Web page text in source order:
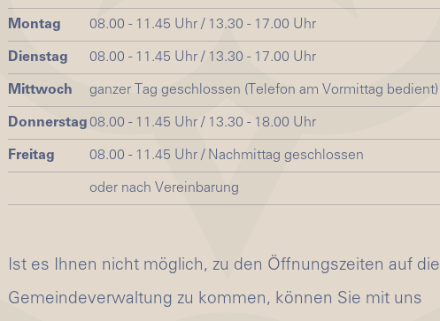
Montag 08.00 - 11.45 Uhr / 13.30 - 17.00 Uhr
Dienstag 08.00 - 11.45 Uhr / 13.30 - 17.00 Uhr
Mittwoch ganzer Tag geschlossen (Telefon am Vormittag bedient)
Donnerstag08.00 - 11.45 Uhr / 13.30 - 18.00 Uhr
Freitag 08.00 - 11.45 Uhr / Nachmittag geschlossen
oder nach Vereinbarung
Ist es Ihnen nicht möglich, zu den Öffnungszeiten auf die
Gemeindeverwaltung zu kommen, können Sie mit uns